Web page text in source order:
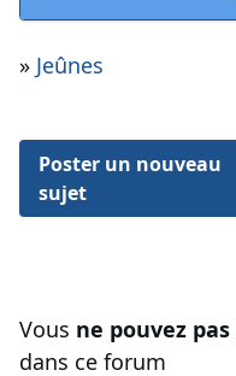
» Jeûnes
Poster un nouveau
sujet
Vous ne pouvez pas
dans ce forum